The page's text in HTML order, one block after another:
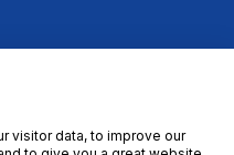
visitor data, to improve our